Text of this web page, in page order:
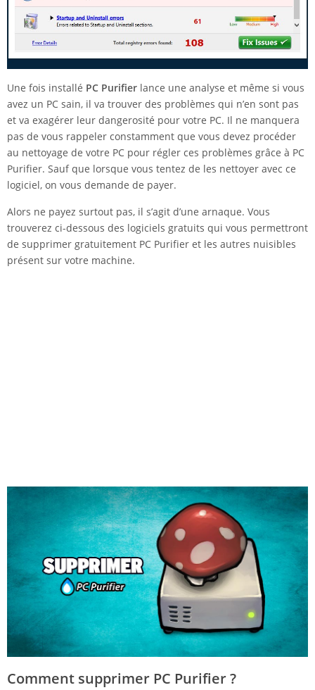
Une fois installé PC Purifier lance une analyse et même si vous
avez un PC sain, il va trouver des problèmes qui n’en sont pas
et va exagérer leur dangerosité pour votre PC. Il ne manquera
pas de vous rappeler constamment que vous devez procéder
au nettoyage de votre PC pour régler ces problèmes grâce à PC
Purifier. Sauf que lorsque vous tentez de les nettoyer avec ce
logiciel, on vous demande de payer.
Alors ne payez surtout pas, il s’agit d’une arnaque. Vous
trouverez ci-dessous des logiciels gratuits qui vous permettront
de supprimer gratuitement PC Purifier et les autres nuisibles
présent sur votre machine.
Comment supprimer PC Purifier ?